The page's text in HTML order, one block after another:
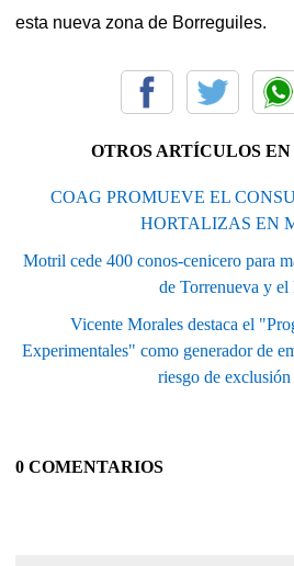
esta nueva zona de Borreguiles.
OTROS ARTÍCULOS
COAG PROMUEVE EL
HORTALIZAS EN
Motril cede 400 conos-cenicero para
de Torrenueva y el
Vicente Morales destaca el
Experimentales" como generador de
riesgo de exclusión
0 COMENTARIOS